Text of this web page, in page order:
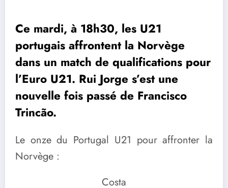
Ce mardi, à 18h30, les U21
portugais affrontent la Norvège
dans un match de qualifications pour
l’Euro U21. Rui Jorge s’est une
nouvelle fois passé de Francisco
Trincão.
Le onze du Portugal U21 pour affronter la
Norvège :
Costa